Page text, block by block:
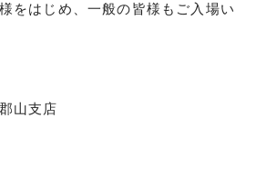
をはじめ、一般の皆様もご入場い
山支店